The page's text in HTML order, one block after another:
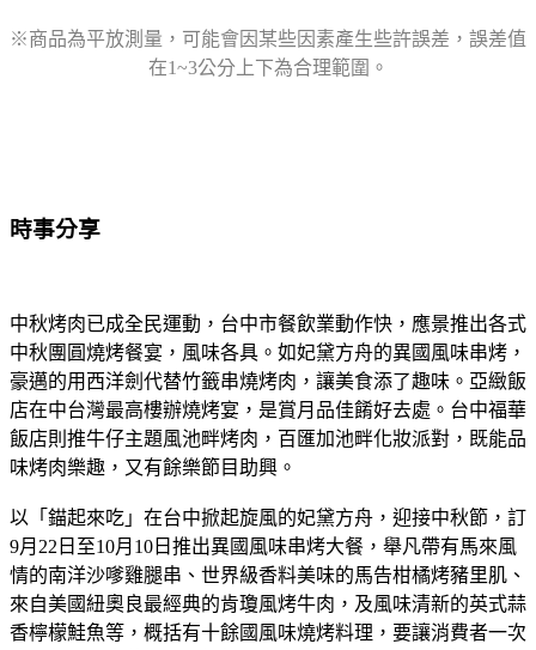
※商品為平放測量，可能會因某些因素產生些許誤差，誤差值
在1~3公分上下為合理範圍。
時事分享
中秋烤肉已成全民運動，台中市餐飲業動作快，應景推出各式
中秋團圓燒烤餐宴，風味各具。如妃黛方舟的異國風味串烤，
豪邁的用西洋劍代替竹籤串燒烤肉，讓美食添了趣味。亞緻飯
店在中台灣最高樓辦燒烤宴，是賞月品佳餚好去處。台中福華
飯店則推牛仔主題風池畔烤肉，百匯加池畔化妝派對，既能品
味烤肉樂趣，又有餘樂節目助興。
以「錨起來吃」在台中掀起旋風的妃黛方舟，迎接中秋節，訂
9月22日至10月10日推出異國風味串烤大餐，舉凡帶有馬來風
情的南洋沙嗲雞腿串、世界級香料美味的馬告柑橘烤豬里肌、
來自美國紐奧良最經典的肯瓊風烤牛肉，及風味清新的英式蒜
香檸檬鮭魚等，概括有十餘國風味燒烤料理，要讓消費者一次